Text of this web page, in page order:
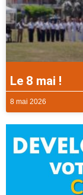
Le 8 mai !
8 mai 2026